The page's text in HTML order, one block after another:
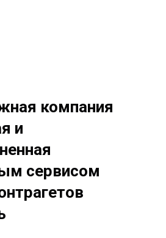
компания
и
сервисом